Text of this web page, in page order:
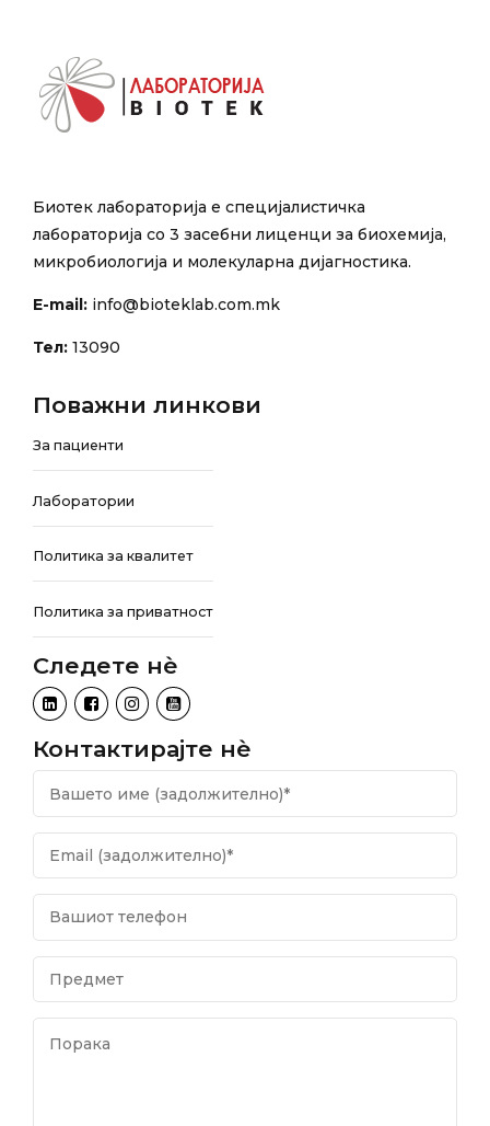
Биотек лабораторија е специјалистичка
лабораторија со 3 засебни лиценци за биохемија,
микробиологија и молекуларна дијагностика.
E-mail: info@bioteklab.com.mk
Тел: 13090
Поважни линкови
За пациенти
Лаборатории
Политика за квалитет
Политика за приватност
Следете нѐ
Контактирајте нѐ